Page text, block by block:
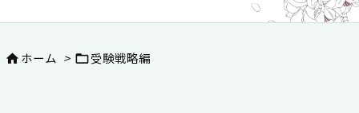
 ホーム > 受験戦略編